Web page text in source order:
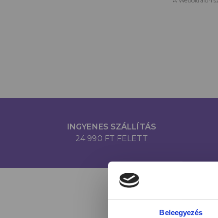
Beleegyezés
INGYENES SZÁLLÍTÁS
24 990 FT FELETT